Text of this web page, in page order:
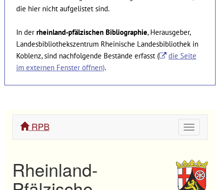
die hier nicht aufgelistet sind.
In der rheinland-pfälzischen Bibliographie, Herausgeber,
Landesbibliothekszentrum Rheinische Landesbibliothek in
Koblenz, sind nachfolgende Bestände erfasst (
die Seite
im externen Fenster öffnen).